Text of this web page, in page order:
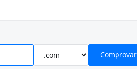
Comprovar